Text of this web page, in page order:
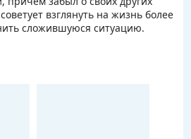
взглянуть на жизнь более
сложившуюся ситуацию.